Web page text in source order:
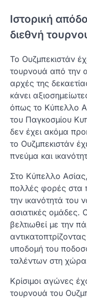
Ιστορική
διεθνή
Το Ουζμπεκιστάν
τουρνουά από την
αρχές της
κάνει
όπως το Κύπελλο
του Παγκοσμίου
δεν έχει ακόμα
το Ουζμπεκιστάν
πνεύμα και
Στο Κύπελλο
πολλές φορές στα
την ικανότητά του
ασιατικές ομάδες.
βελτιωθεί με την
υποδομή του
ταλέντων στη
Κρίσιμοι αγώνες
τουρνουά του